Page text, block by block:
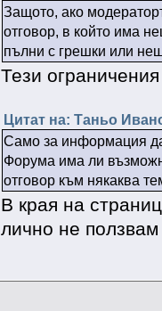
Защото, ако
отговор, в който има
пълни с грешки или
Тези
Цитат на: Таньо
Само за информация
Форума има ли
отговор към някаква
В края на
лично не